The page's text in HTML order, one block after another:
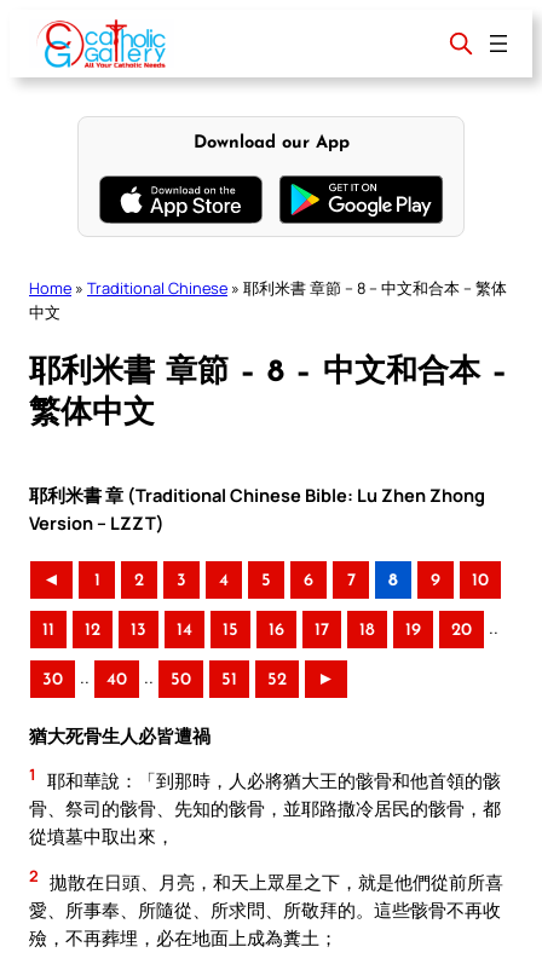
content
Download our App
Home » Traditional Chinese » 耶利米書 章節 – 8 – 中文和合本 – 繁体
中文
耶利米書 章節 – 8 – 中文和合本 –
繁体中文
耶利米書 章 (Traditional Chinese Bible: Lu Zhen Zhong
Version – LZZT)
◄ 1 2 3 4 5 6 7 8 9 10
11 12 13 14 15 16 17 18 19 20 ..
30 .. 40 .. 50 51 52 ►
猶大死骨生人必皆遭禍
1
耶和華說：「到那時，人必將猶大王的骸骨和他首領的骸
骨、祭司的骸骨、先知的骸骨，並耶路撒冷居民的骸骨，都
從墳墓中取出來，
2 拋散在日頭、月亮，和天上眾星之下，就是他們從前所喜
愛、所事奉、所隨從、所求問、所敬拜的。這些骸骨不再收
殮，不再葬埋，必在地面上成為糞土；